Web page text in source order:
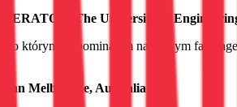
The University of
o którym wspominałam na naszym fan
Melbourne, Australia